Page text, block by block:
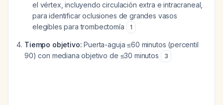
el vértex, incluyendo circulación extra e intracraneal,
para identificar oclusiones de grandes vasos
elegibles para trombectomía
1
Tiempo objetivo: Puerta-aguja ≤60 minutos (percentil
90) con mediana objetivo de ≤30 minutos
3